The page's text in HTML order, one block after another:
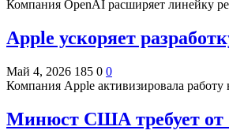
Компания OpenAI расширяет линейку
Apple ускоряет
Май 4, 2026 185 0 0
Компания Apple активизировала
Минюст США требует от